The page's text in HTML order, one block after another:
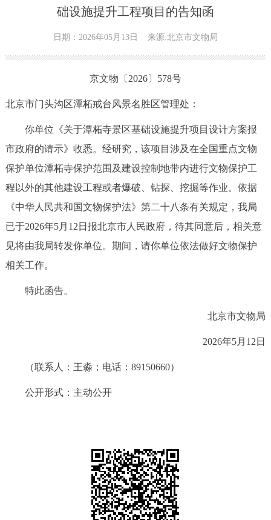
础设施提升工程项目的告知函
日期：2026年05月13日 来源:北京市文物局
京文物〔2026〕578号
北京市门头沟区潭柘戒台风景名胜区管理处：
你单位《关于潭柘寺景区基础设施提升项目设计方案报
市政府的请示》收悉。经研究，该项目涉及在全国重点文物
保护单位潭柘寺保护范围及建设控制地带内进行文物保护工
程以外的其他建设工程或者爆破、钻探、挖掘等作业。依据
《中华人民共和国文物保护法》第二十八条有关规定，我局
已于2026年5月12日报北京市人民政府，待其同意后，相关意
见将由我局转发你单位。期间，请你单位依法做好文物保护
相关工作。
特此函告。
北京市文物局
2026年5月12日
（联系人：王淼；电话：89150660）
公开形式：主动公开